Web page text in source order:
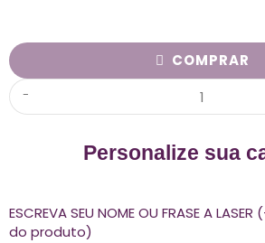
Personalize sua
ESCREVA SEU NOME OU FRASE A
do produto)
-
COMPRAR